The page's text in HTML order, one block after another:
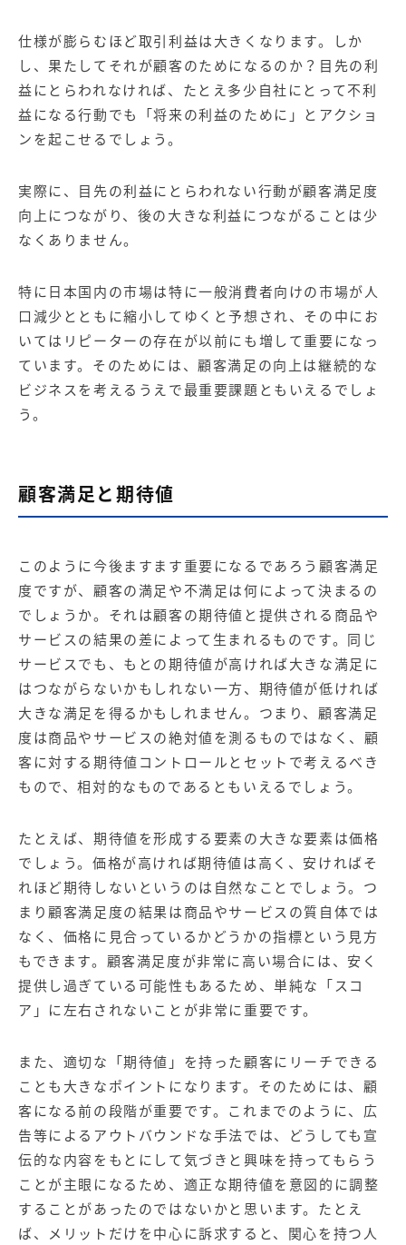
仕様が膨らむほど取引利益は大きくなります。しか
し、果たしてそれが顧客のためになるのか？目先の利
益にとらわれなければ、たとえ多少自社にとって不利
益になる行動でも「将来の利益のために」とアクショ
ンを起こせるでしょう。
実際に、目先の利益にとらわれない行動が顧客満足度
向上につながり、後の大きな利益につながることは少
なくありません。
特に日本国内の市場は特に一般消費者向けの市場が人
口減少とともに縮小してゆくと予想され、その中にお
いてはリピーターの存在が以前にも増して重要になっ
ています。そのためには、顧客満足の向上は継続的な
ビジネスを考えるうえで最重要課題ともいえるでしょ
う。
顧客満足と期待値
このように今後ますます重要になるであろう顧客満足
度ですが、顧客の満足や不満足は何によって決まるの
でしょうか。それは顧客の期待値と提供される商品や
サービスの結果の差によって生まれるものです。同じ
サービスでも、もとの期待値が高ければ大きな満足に
はつながらないかもしれない一方、期待値が低ければ
大きな満足を得るかもしれません。つまり、顧客満足
度は商品やサービスの絶対値を測るものではなく、顧
客に対する期待値コントロールとセットで考えるべき
もので、相対的なものであるともいえるでしょう。
たとえば、期待値を形成する要素の大きな要素は価格
でしょう。価格が高ければ期待値は高く、安ければそ
れほど期待しないというのは自然なことでしょう。つ
まり顧客満足度の結果は商品やサービスの質自体では
なく、価格に見合っているかどうかの指標という見方
もできます。顧客満足度が非常に高い場合には、安く
提供し過ぎている可能性もあるため、単純な「スコ
ア」に左右されないことが非常に重要です。
また、適切な「期待値」を持った顧客にリーチできる
ことも大きなポイントになります。そのためには、顧
客になる前の段階が重要です。これまでのように、広
告等によるアウトバウンドな手法では、どうしても宣
伝的な内容をもとにして気づきと興味を持ってもらう
ことが主眼になるため、適正な期待値を意図的に調整
することがあったのではないかと思います。たとえ
ば、メリットだけを中心に訴求すると、関心を持つ人